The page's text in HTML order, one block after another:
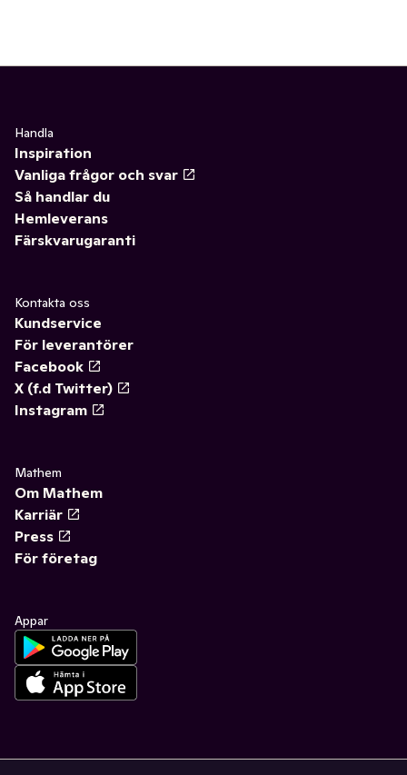
Handla
Inspiration
Vanliga frågor och svar
Så handlar du
Hemleverans
Färskvarugaranti
Kontakta oss
Kundservice
För leverantörer
Facebook
X (f.d Twitter)
Instagram
Mathem
Om Mathem
Karriär
Press
För företag
Appar